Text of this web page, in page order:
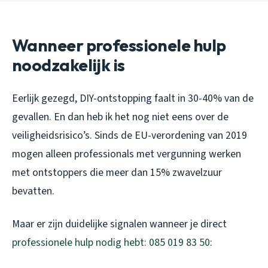
Wanneer professionele hulp
noodzakelijk is
Eerlijk gezegd, DIY-ontstopping faalt in 30-40% van de
gevallen. En dan heb ik het nog niet eens over de
veiligheidsrisico’s. Sinds de EU-verordening van 2019
mogen alleen professionals met vergunning werken
met ontstoppers die meer dan 15% zwavelzuur
bevatten.
Maar er zijn duidelijke signalen wanneer je direct
professionele hulp nodig hebt: 085 019 83 50: